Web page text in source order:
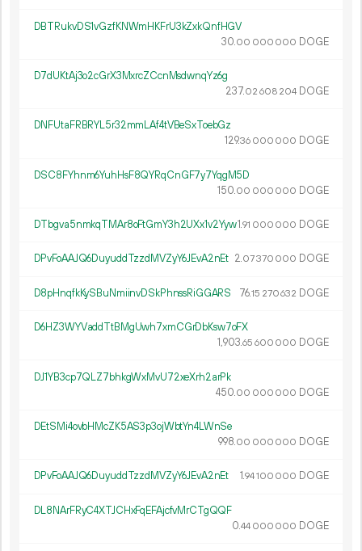
DBTRukvDS1vGzfKNWmHKFrU3kZxkQnfHGV
30.00 000 000 DOGE
D7dUKtAj3o2cGrX3MxrcZCcnMsdwnqYz6g
237.02 608 204 DOGE
DNFUtaFRBRYL5r32mmLAf4tVBeSxToebGz
129.36 000 000 DOGE
DSC8FYhnm6YuhHsF8QYRqCnGF7y7YqgM5D
150.00 000 000 DOGE
DTbgva5nmkqTMAr8oFtGmY3h2UXx1v2Yyw1.91 000 000 DOGE
DPvFoAAJQ6DuyuddTzzdMVZyY6JEvA2nEt 2.07370 000 DOGE
D8pHnqfkKySBuNmiinvDSkPhnssRiGGARS 76.15 270632 DOGE
D6HZ3WYVaddTtBMgUwh7xmCGrDbKsw7oFX
1 903.65 600 000 DOGE
DJ1YB3cp7QLZ7bhkgWxMvU72xeXrh2arPk
450.00 000 000 DOGE
DEtSMi4ovbHMcZK5AS3p3ojWbtYn4LWnSe
998.00 000 000 DOGE
DPvFoAAJQ6DuyuddTzzdMVZyY6JEvA2nEt 1.94100 000 DOGE
DL8NArFRyC4XTJCHxFqEFAjcfvMrCTgQQF
0.44 000 000 DOGE